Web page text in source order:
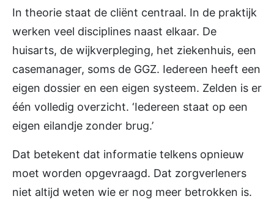
In theorie staat de cliënt centraal. In de praktijk
werken veel disciplines naast elkaar. De
huisarts, de wijkverpleging, het ziekenhuis, een
casemanager, soms de GGZ. Iedereen heeft een
eigen dossier en een eigen systeem. Zelden is er
één volledig overzicht. ‘Iedereen staat op een
eigen eilandje zonder brug.’
Dat betekent dat informatie telkens opnieuw
moet worden opgevraagd. Dat zorgverleners
niet altijd weten wie er nog meer betrokken is.